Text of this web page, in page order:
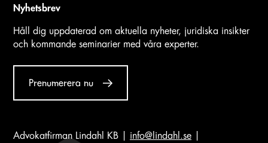
Nyhetsbrev
Håll dig uppdaterad om aktuella nyheter, juridiska insikter
och kommande seminarier med våra experter.
Prenumerera nu
Advokatfirman Lindahl KB | info@lindahl.se